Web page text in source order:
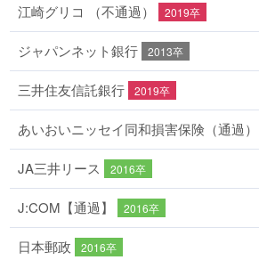
江崎グリコ （不通過） 2019卒
ジャパンネット銀行 2013卒
三井住友信託銀行 2019卒
あいおいニッセイ同和損害保険（通過）
JA三井リース 2016卒
J:COM【通過】 2016卒
日本郵政 2016卒